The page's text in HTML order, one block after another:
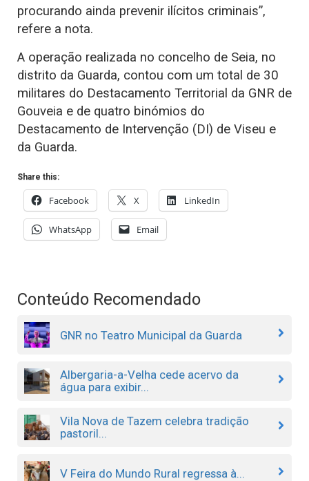
procurando ainda prevenir ilícitos criminais”,
refere a nota.
A operação realizada no concelho de Seia, no
distrito da Guarda, contou com um total de 30
militares do Destacamento Territorial da GNR de
Gouveia e de quatro binómios do
Destacamento de Intervenção (DI) de Viseu e
da Guarda.
Share this:
Facebook X LinkedIn
WhatsApp Email
Conteúdo Recomendado
GNR no Teatro Municipal da Guarda
Albergaria-a-Velha cede acervo da
água para exibir...
Vila Nova de Tazem celebra tradição
pastoril...
V Feira do Mundo Rural regressa à...